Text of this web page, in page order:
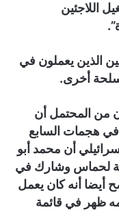
اللاجئين
الذين يعملون في
أخرى.
من المحتمل أن
في هجمات السابع
أن محمد أبو
لحماس وشارك في
أيضا أنه كان يعمل
يوليو 2022 وأن اسمه ظهر في قائمة